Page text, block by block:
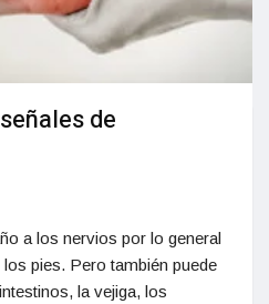
de
a los nervios por lo general
pies. Pero también puede
la vejiga, los